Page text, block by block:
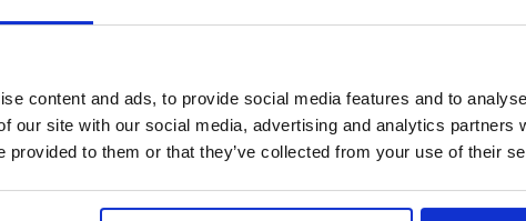
content and ads, to provide social media features and to
our site with our social media, advertising and analytics partners
provided to them or that they’ve collected from your use of their